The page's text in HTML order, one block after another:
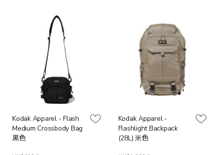
Kodak Apparel - Flash
Medium Crossbody Bag
黑色
Kodak Apparel -
Flashlight Backpack
(28L) 米色